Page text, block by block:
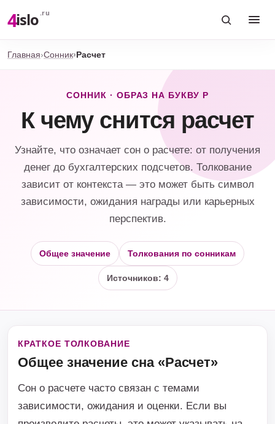
4islo .ru
Главная Сонник Расчет
СОННИК · ОБРАЗ НА БУКВУ Р
К чему снится расчет
Узнайте, что означает сон о расчете: от получения
денег до бухгалтерских подсчетов. Толкование
зависит от контекста — это может быть символ
зависимости, ожидания награды или карьерных
перспектив.
Общее значение Толкования по сонникам
Источников: 4
КРАТКОЕ ТОЛКОВАНИЕ
Общее значение сна «Расчет»
Сон о расчете часто связан с темами
зависимости, ожидания и оценки. Если вы